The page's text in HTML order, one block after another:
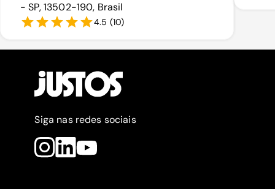
- SP, 13502-190, Brasil
4.5 (10)
Siga nas redes sociais